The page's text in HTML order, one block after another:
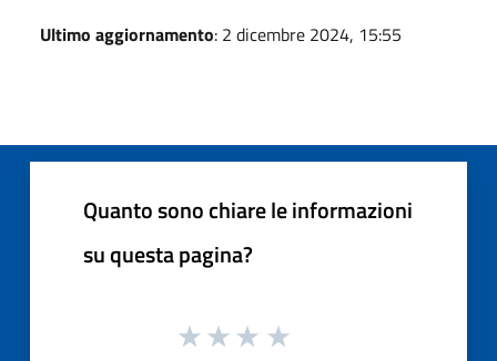
Ultimo aggiornamento: 2 dicembre 2024, 15:55
Quanto sono chiare le informazioni
su questa pagina?